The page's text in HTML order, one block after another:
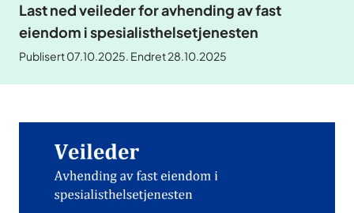
Last ned veileder for avhending av fast
eiendom i spesialisthelsetjenesten
Publisert 07.10.2025. Endret 28.10.2025